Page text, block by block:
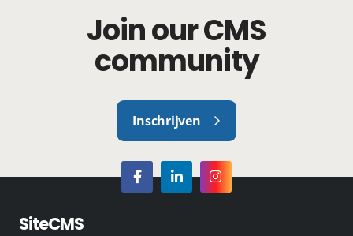
Join our CMS
community
Inschrijven
SiteCMS